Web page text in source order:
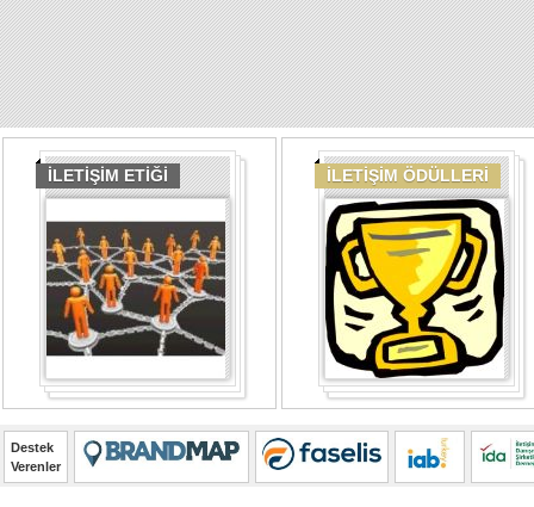
İLETİŞİM ETİĞİ İLETİŞİM ÖDÜLLERİ
Destek
Verenler